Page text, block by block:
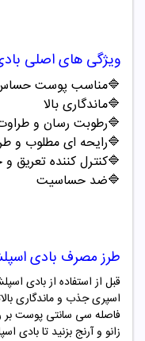
ویژگی های اصلی
🔷مناسب پوست
🔷ماندگاری بالا
🔷رطوبت رسان و
🔷رایحه ای مطلوب و
🔷کنترل کننده تعریق
🔷ضد حساسیت
طرز مصرف بادی
قبل از استفاده از بادی
اسپری جذب و ماندگاری
فاصله سی سانتی پوست
زانو و آرنج بزنید تا بادی